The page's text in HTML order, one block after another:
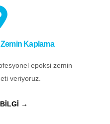
Kaplama
epoksi zemin
veriyoruz.
BİLGİ →